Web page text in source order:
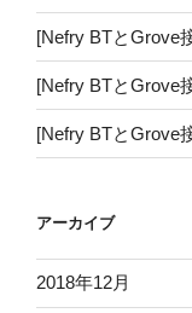
[Nefry BTとGrove
[Nefry BTとGrove
[Nefry BTとGrove
アーカイブ
2018年12月